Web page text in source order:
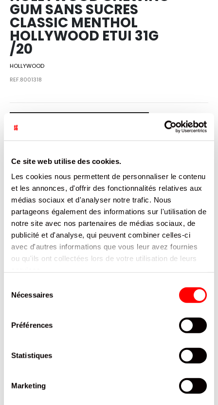
Ce site web utilise des cookies.
Les cookies nous permettent de personnaliser le contenu
et les annonces, d'offrir des fonctionnalités relatives aux
médias sociaux et d'analyser notre trafic. Nous
partageons également des informations sur l'utilisation de
notre site avec nos partenaires de médias sociaux, de
publicité et d'analyse, qui peuvent combiner celles-ci
avec d'autres informations que vous leur avez fournies
ou qu'ils ont collectées lors de votre utilisation de leurs
Nécessaires
Préférences
Statistiques
Marketing
GUM SANS SUCRES
CLASSIC MENTHOL
HOLLYWOOD ETUI 31G
/20
HOLLYWOOD
REF.8001318
INFORMATION
Retrouvez la gamme Classic d'Hollywood Chewing-gum
avec des arômes naturels ! Son parfum Menthol vous
procure un effet de fraîcheur pour un plaisir assuré !
CARACTÉRISTIQUES
DOCUMENTATION
PRODUITS QUI POURRAIENT VOUS